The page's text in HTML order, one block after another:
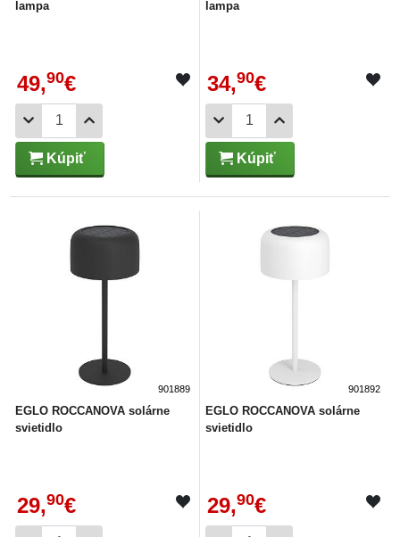
lampa
49,90€
Kúpiť
lampa
34,90€
Kúpiť
901889
EGLO ROCCANOVA solárne
svietidlo
29,90€
901892
EGLO ROCCANOVA solárne
svietidlo
29,90€